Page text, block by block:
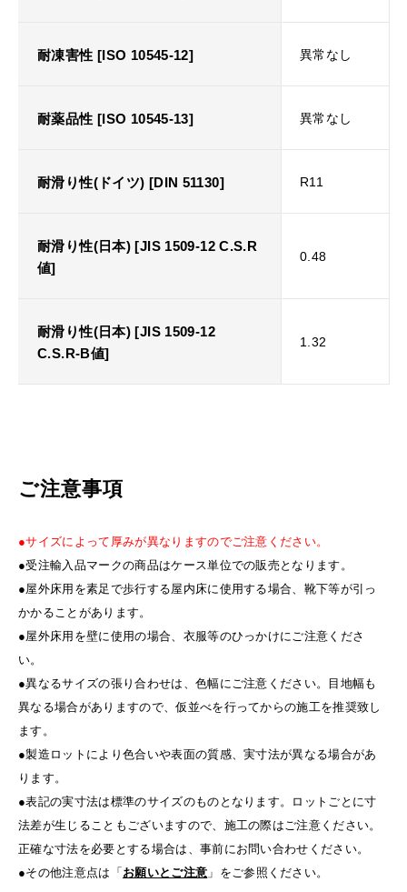
耐凍害性 [ISO 10545-12] 異常なし
耐薬品性 [ISO 10545-13] 異常なし
耐滑り性(ドイツ) [DIN 51130] R11
耐滑り性(日本) [JIS 1509-12 C.S.R
値]
0.48
耐滑り性(日本) [JIS 1509-12
C.S.R-B値]
1.32
ご注意事項
●サイズによって厚みが異なりますのでご注意ください。
●受注輸入品マークの商品はケース単位での販売となります。
●屋外床用を素足で歩行する屋内床に使用する場合、靴下等が引っ
かかることがあります。
●屋外床用を壁に使用の場合、衣服等のひっかけにご注意くださ
い。
●異なるサイズの張り合わせは、色幅にご注意ください。目地幅も
異なる場合がありますので、仮並べを行ってからの施工を推奨致し
ます。
●製造ロットにより色合いや表面の質感、実寸法が異なる場合があ
ります。
●表記の実寸法は標準のサイズのものとなります。ロットごとに寸
法差が生じることもございますので、施工の際はご注意ください。
正確な寸法を必要とする場合は、事前にお問い合わせください。
●その他注意点は「お願いとご注意 」をご参照ください。